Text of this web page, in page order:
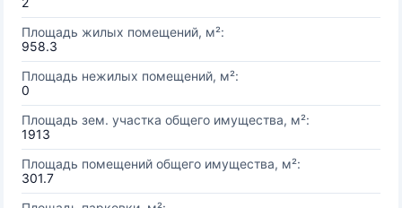
Площадь жилых помещений, м²:
958.3
Площадь нежилых помещений, м²:
0
Площадь зем. участка общего имущества, м²:
1913
Площадь помещений общего имущества, м²:
301.7